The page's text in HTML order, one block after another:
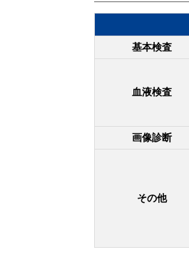
基本検査
血液検査
画像診断
その他